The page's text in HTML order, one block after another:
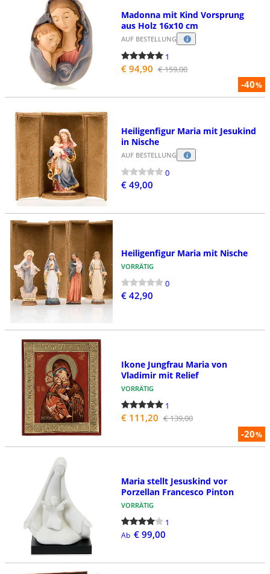
-40%
Madonna mit Kind Vorsprung
aus Holz 16x10 cm
AUF BESTELLUNG
1
€ 94,90 € 159,00
Heiligenfigur Maria mit Jesukind
in Nische
AUF BESTELLUNG
0
€ 49,00
Heiligenfigur Maria mit Nische
VORRÄTIG
0
€ 42,90
-20%
Ikone Jungfrau Maria von
Vladimir mit Relief
VORRÄTIG
1
€ 111,20 € 139,00
Maria stellt Jesuskind vor
Porzellan Francesco Pinton
VORRÄTIG
1
Ab € 99,00